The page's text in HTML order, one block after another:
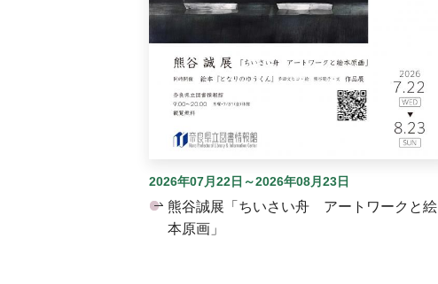
2026年07月22日～2026年08月23日
熊谷誠展「ちいさい舟 アートワークと絵
本原画」